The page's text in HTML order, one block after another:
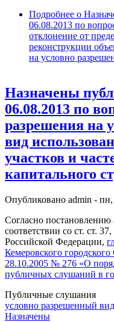
Подробнее о
06.08.2013 по
отклонение от
реконструкции
на условно
Назначены
06.08.2013 по
разрешения на
вид
участков и
капитального
Опубликовано admin - пн,
Согласно
соответствии со ст. ст. 37,
Российской Федерации,
Кемеровского
28.10.2005 № 276 «О
публичных слушаний в
Публичные слушания
условно разрешенный
Назначены